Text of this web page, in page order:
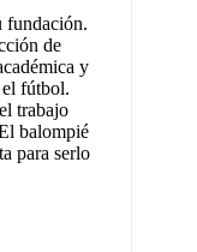
fundación.
de
y
fútbol.
trabajo
balompié
para serlo